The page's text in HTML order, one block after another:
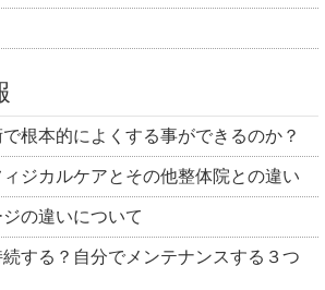
根本的によくする事ができるのか？
ジカルケアとその他整体院との違い
の違いについて
する？自分でメンテナンスする３つ